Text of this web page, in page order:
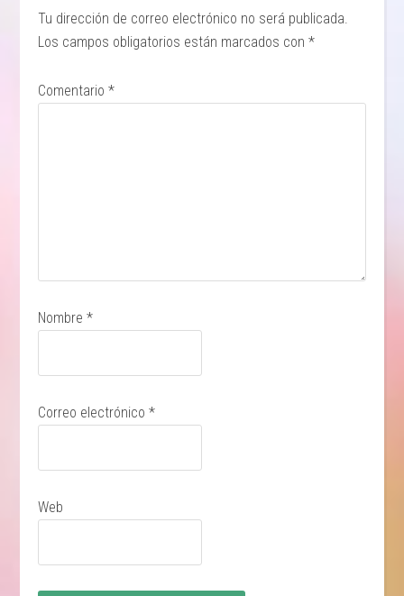
Tu dirección de correo electrónico no será publicada.
Los campos obligatorios están marcados con*
Comentario*
Nombre*
Correo electrónico*
Web